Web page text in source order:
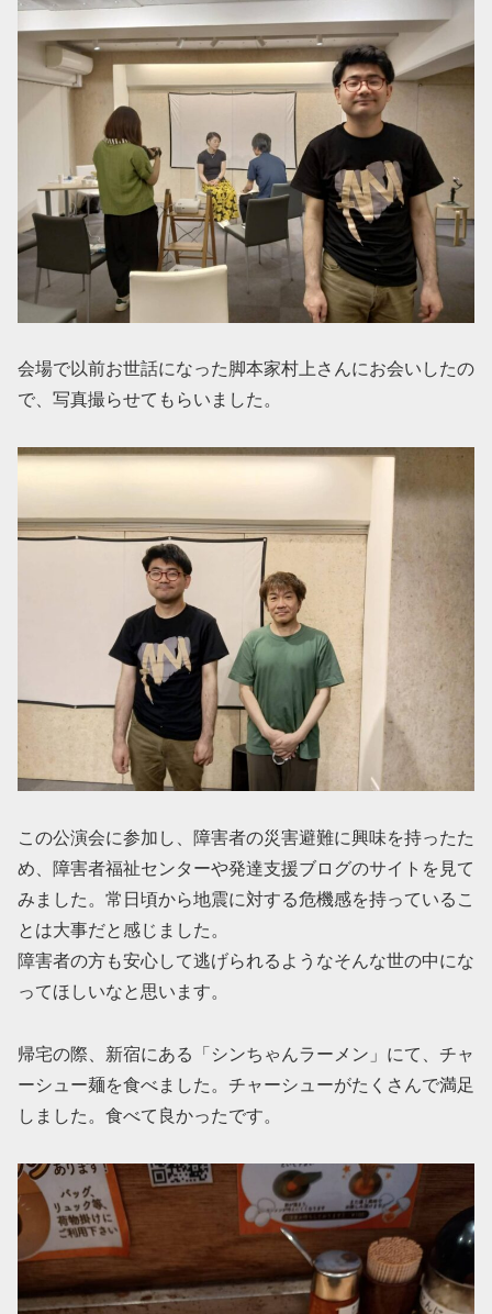
会場で以前お世話になった脚本家村上さんにお会いしたの
で、写真撮らせてもらいました。
この公演会に参加し、障害者の災害避難に興味を持ったた
め、障害者福祉センターや発達支援ブログのサイトを見て
みました。常日頃から地震に対する危機感を持っているこ
とは大事だと感じました。
障害者の方も安心して逃げられるようなそんな世の中にな
ってほしいなと思います。
帰宅の際、新宿にある「シンちゃんラーメン」にて、チャ
ーシュー麺を食べました。チャーシューがたくさんで満足
しました。食べて良かったです。